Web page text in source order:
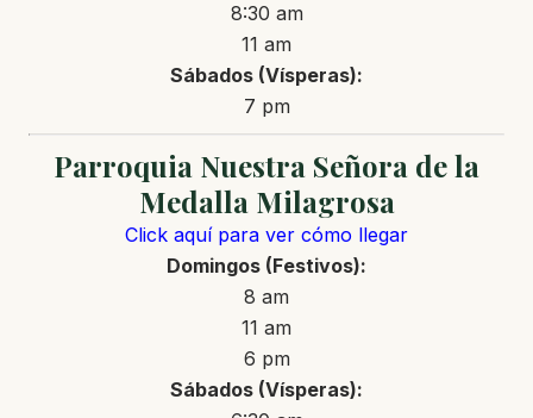
8:30 am
11 am
Sábados (Vísperas):
7 pm
Parroquia Nuestra Señora de la
Medalla Milagrosa
Click aquí para ver cómo llegar
Domingos (Festivos):
8 am
11 am
6 pm
Sábados (Vísperas):